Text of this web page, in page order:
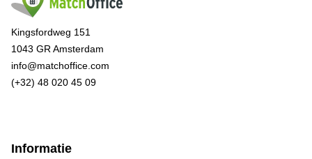
Kingsfordweg 151
1043 GR Amsterdam
info@matchoffice.com
(+32) 48 020 45 09
Informatie